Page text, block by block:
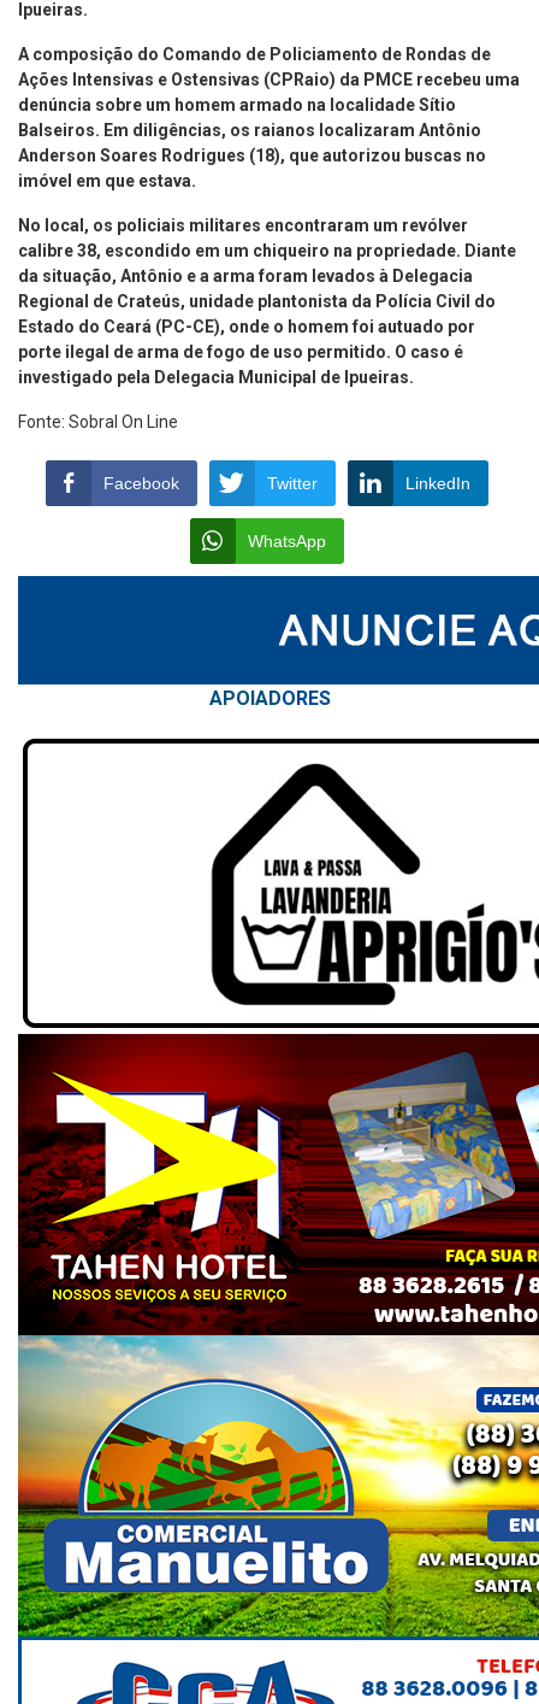
Ipueiras.
A composição do Comando de Policiamento de Rondas de
Ações Intensivas e Ostensivas (CPRaio) da PMCE recebeu uma
denúncia sobre um homem armado na localidade Sítio
Balseiros. Em diligências, os raianos localizaram Antônio
Anderson Soares Rodrigues (18), que autorizou buscas no
imóvel em que estava.
No local, os policiais militares encontraram um revólver
calibre 38, escondido em um chiqueiro na propriedade. Diante
da situação, Antônio e a arma foram levados à Delegacia
Regional de Crateús, unidade plantonista da Polícia Civil do
Estado do Ceará (PC-CE), onde o homem foi autuado por
porte ilegal de arma de fogo de uso permitido. O caso é
investigado pela Delegacia Municipal de Ipueiras.
Fonte: Sobral On Line
Facebook Twitter LinkedIn
WhatsApp
APOIADORES